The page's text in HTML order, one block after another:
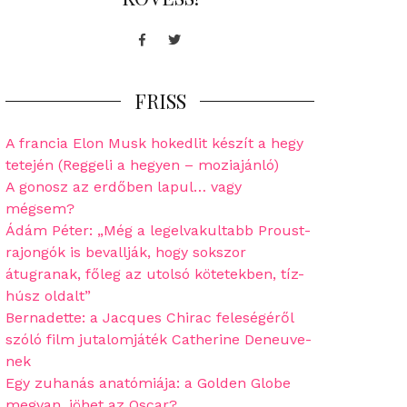
FacebookTwitter
FRISS
A francia Elon Musk hokedlit készít a hegy
tetején (Reggeli a hegyen – moziajánló)
A gonosz az erdőben lapul… vagy
mégsem?
Ádám Péter: „Még a legelvakultabb Proust-
rajongók is bevallják, hogy sokszor
átugranak, főleg az utolsó kötetekben, tíz-
húsz oldalt”
Bernadette: a Jacques Chirac feleségéről
szóló film jutalomjáték Catherine Deneuve-
nek
Egy zuhanás anatómiája: a Golden Globe